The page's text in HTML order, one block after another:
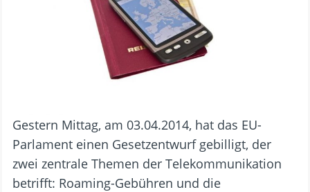
Gestern Mittag, am 03.04.2014, hat das EU-
Parlament einen Gesetzentwurf gebilligt, der
zwei zentrale Themen der Telekommunikation
betrifft: Roaming-Gebühren und die